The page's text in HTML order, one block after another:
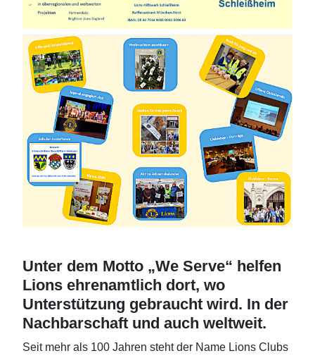
Unter dem Motto „We Serve“ helfen
Lions ehrenamtlich dort, wo
Unterstützung gebraucht wird. In der
Nachbarschaft und auch weltweit.
Seit mehr als 100 Jahren steht der Name Lions Clubs